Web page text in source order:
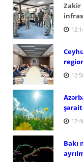
Zakir
Bakı